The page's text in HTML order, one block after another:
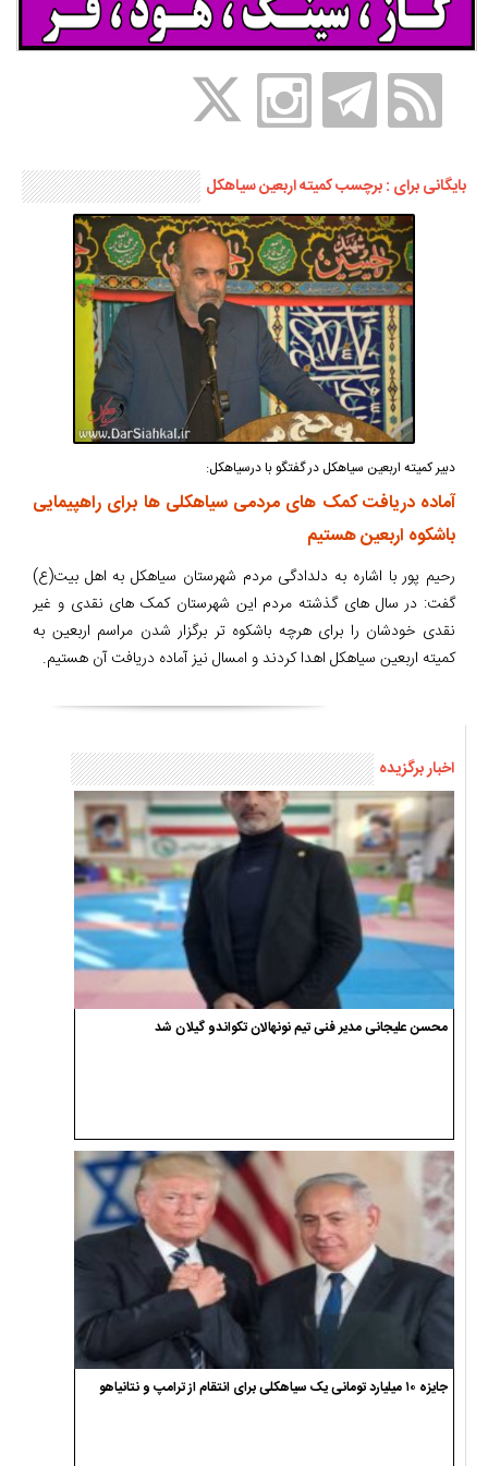
بایگانی برای : برچسب کمیته اربعین سیاهکل
دبیر کمیته اربعین سیاهکل در گفتگو با درسیاهکل:
آماده دریافت کمک های مردمی سیاهکلی ها برای راهپیمایی
باشکوه اربعین هستیم
رحیم پور با اشاره به دلدادگی مردم شهرستان سیاهکل به اهل بیت(ع)
گفت: در سال های گذشته مردم این شهرستان کمک های نقدی و غیر
نقدی خودشان را برای هرچه باشکوه تر برگزار شدن مراسم اربعین به
کمیته اربعین سیاهکل اهدا کردند و امسال نیز آماده دریافت آن هستیم.
اخبار برگزیده
محسن علیجانی مدیر فنی تیم نونهالان تکواندو گیلان شد
جایزه ۱۰ میلیارد تومانی یک سیاهکلی برای انتقام از ترامپ و نتانیاهو